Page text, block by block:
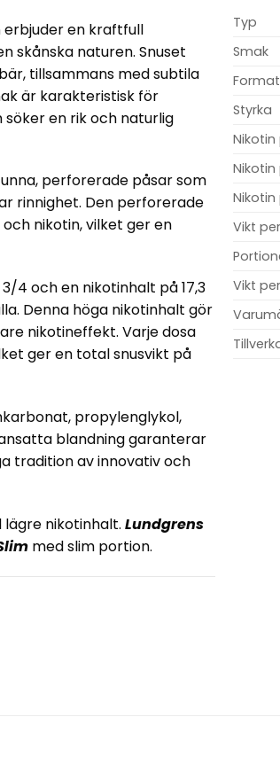
erbjuder en kraftfull
skånska naturen. Snuset
tillsammans med subtila
är karakteristisk för
en rik och naturlig
perforerade påsar som
rinnighet. Den perforerade
nikotin, vilket ger en
4 och en nikotinhalt på 17,3
Denna höga nikotinhalt gör
nikotineffekt. Varje dosa
ger en total snusvikt på
propylenglykol,
blandning garanterar
tradition av innovativ och
lägre nikotinhalt. Lundgrens
med slim portion.
Typ
Smak
Format
Styrka
Vikt
Vikt